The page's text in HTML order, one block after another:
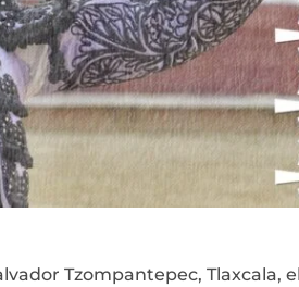
Tzompantepec, Tlaxcala, el